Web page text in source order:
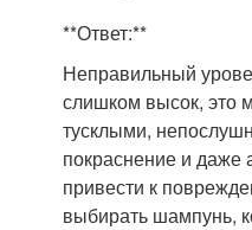
**Ответ:**
Неправильный
слишком высок, это
тусклыми,
покраснение и даже
привести к
выбирать шампунь,